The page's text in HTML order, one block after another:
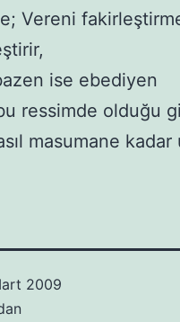
Vereni
ise ebediyen
ressimde olduğu
masumane kadar
2009